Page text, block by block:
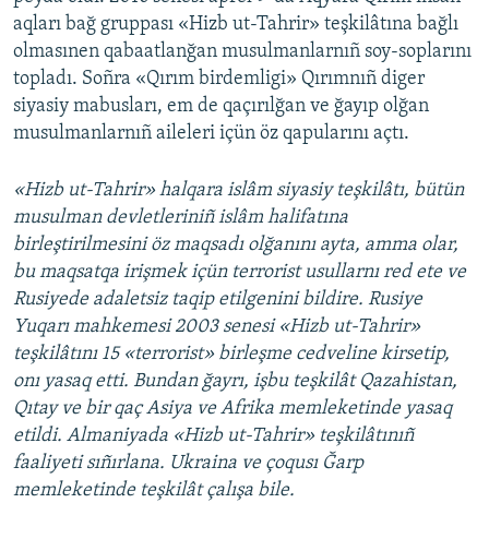
aqları bağ gruppası «Hizb ut-Tahrir» teşkilâtına bağlı
olmasınen qabaatlanğan musulmanlarnıñ soy-soplarını
topladı. Soñra «Qırım birdemligi» Qırımnıñ diger
siyasiy mabusları, em de qaçırılğan ve ğayıp olğan
musulmanlarnıñ aileleri içün öz qapularını açtı.
«Hizb ut-Tahrir» halqara islâm siyasiy teşkilâtı, bütün
musulman devletleriniñ islâm halifatına
birleştirilmesini öz maqsadı olğanını ayta, amma olar,
bu maqsatqa irişmek içün terrorist usullarnı red ete ve
Rusiyede adaletsiz taqip etilgenini bildire. Rusiye
Yuqarı mahkemesi 2003 senesi «Hizb ut-Tahrir»
teşkilâtını 15 «terrorist» birleşme cedveline kirsetip,
onı yasaq etti. Bundan ğayrı, işbu teşkilât Qazahistan,
Qıtay ve bir qaç Asiya ve Afrika memleketinde yasaq
etildi. Almaniyada «Hizb ut-Tahrir» teşkilâtınıñ
faaliyeti sıñırlana. Ukraina ve çoqusı Ğarp
memleketinde teşkilât çalışa bile.